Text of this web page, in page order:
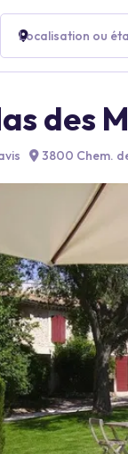
Localisation ou
des
3800 Chem.